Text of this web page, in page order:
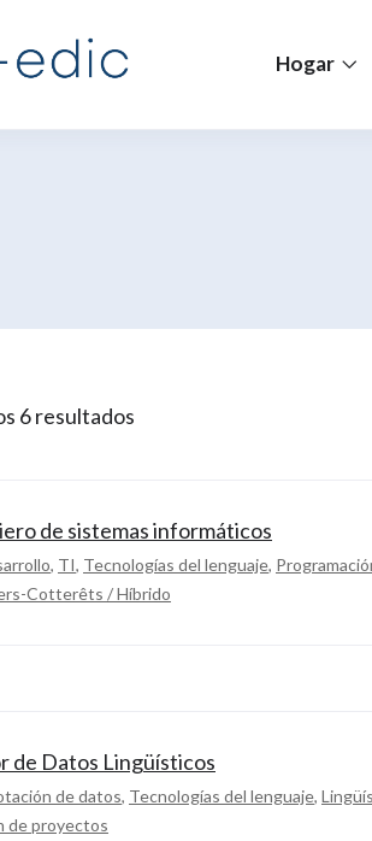
Hogar
6 resultados
de sistemas informáticos
, TI, Tecnologías del lenguaje,
Cotterêts / Híbrido
de Datos Lingüísticos
de datos, Tecnologías del lenguaje,
de proyectos